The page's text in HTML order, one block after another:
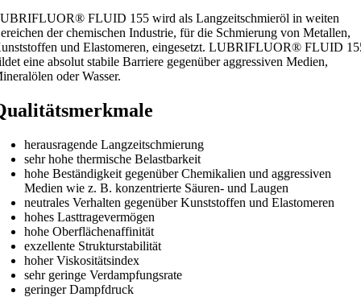
FLUID 155 wird als Langzeitschmieröl in weiten
der chemischen Industrie, für die Schmierung von Metallen,
und Elastomeren, eingesetzt. LUBRIFLUOR® FLUID
eine absolut stabile Barriere gegenüber aggressiven Medien,
oder Wasser.
herausragende Langzeitschmierung
sehr hohe thermische Belastbarkeit
hohe Beständigkeit gegenüber Chemikalien und aggressiven
Medien wie z. B. konzentrierte Säuren- und Laugen
neutrales Verhalten gegenüber Kunststoffen und Elastomeren
hohes Lasttragevermögen
hohe Oberflächenaffinität
exzellente Strukturstabilität
hoher Viskositätsindex
sehr geringe Verdampfungsrate
geringer Dampfdruck